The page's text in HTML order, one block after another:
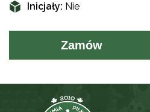
Inicjały: Nie
Zamów